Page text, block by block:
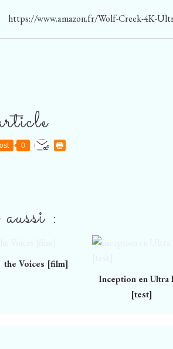
https://www.amazon.fr/Wolf-Creek-4K-
0
:
the Voices [film]
Inception en Ultra
[test]